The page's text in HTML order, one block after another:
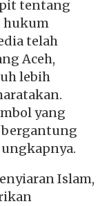
tentang
hukum
telah
Aceh,
lebih
yang
Islam,